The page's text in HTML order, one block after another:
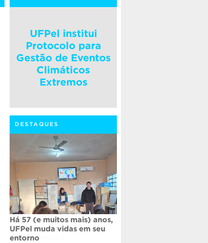
UFPel institui
Protocolo para
Gestão de Eventos
Climáticos
Extremos
DESTAQUES
Há 57 (e muitos mais) anos,
UFPel muda vidas em seu
entorno